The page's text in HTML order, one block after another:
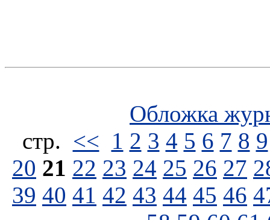
Обложка
стp. << 1 2 3 4 5 6 7 8 9
20 21 22 23 24 25 26 27
39 40 41 42 43 44 45 46